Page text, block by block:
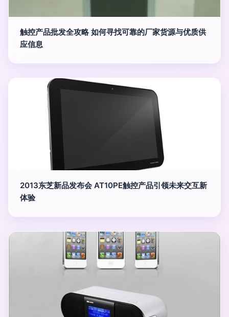
触控产品批发全攻略 如何寻找可靠的厂家货源与优质供
应信息
2013东芝新品发布会 AT10PE触控产品引领未来交互新
体验